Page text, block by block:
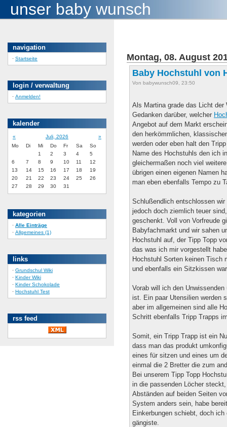
unser baby wunsch
Montag, 08. August
Baby Hochstuhl von
Von babywunsch09, 23:50
Als Martina grade das Licht
Gedanken darüber, welcher
Angebot auf dem Markt
den herkömmlichen,
werden oder eben halt den
Name des Hochstuhls den ich
gleichermaßen noch viel
übrigen einen eigenen Namen
man eben ebenfalls Tempo zu
Schlußendlich entschlossen
jedoch doch ziemlich teuer
geschenkt. Voll von Vorfreude
Babyfachmarkt und wir sahen
Hochstuhl auf, der Tipp Topp
das was ich mir vorgestellt
Hochstuhl Sorten keinen Tisch
und ebenfalls ein Sitzkissen
Vorab will ich den
ist. Ein paar Utensilien werden
aber im allgemeinen sind alle
Schritt ebenfalls Tripp Trapps
Somit, ein Tripp Trapp ist ein
dass man das produkt
eines für sitzen und eines um
einmal die 2 Bretter die zum
Bei unserem Tipp Topp
in die passenden Löcher
Abständen auf beiden Seiten
System anders sein, habe
Einkerbungen schiebt, doch
gängiste.
navigation
· Startseite
login / verwaltung
· Anmelden!
kalender
« Juli, 2026
»
Mo
Di Mi Do Fr Sa
So
1
2 3 4
5
6
7 8 9 10 11
12
13
14 15 16 17 18
19
20
21 22 23 24 25
26
27
28 29 30 31
kategorien
· Alle Einträge
· Allgemeines (1)
links
· Grundschul Wiki
· Kinder Wiki
· Kinder Schokolade
· Hochstuhl Test
rss feed